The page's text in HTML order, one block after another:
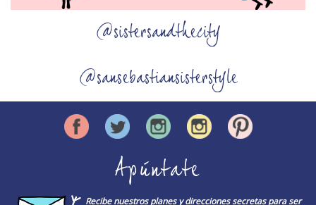
@sistersandthecity
@sansebastiansisterstyle
Apúntate
Recibe nuestros planes y direcciones secretas para ser